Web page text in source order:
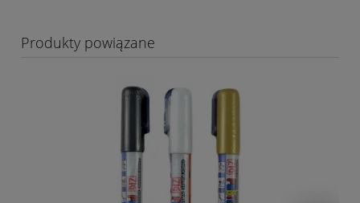
Produkty powiązane